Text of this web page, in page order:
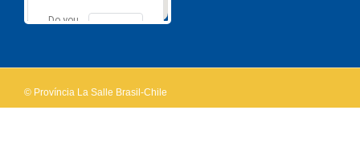
Do you
OK
© Província La Salle Brasil-Chile